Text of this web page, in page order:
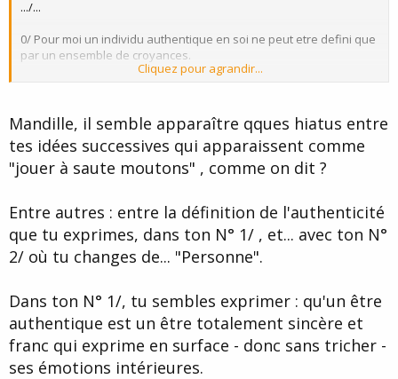
Cliquez pour agrandir...
.../...
0/ Pour moi un individu authentique en soi ne peut etre defini que
par un ensemble de croyances.
2/ et comme il est le seul a pouvoir connaître dans l'absolu ses
emotions profondes (encore que ça pourrait se discuter), alors
dire de qqnqu'il est authentique...est un jugement de notre part,
3/ De meme, meme les gens quise mentent disent etre
authentiques...
4/ je t'avoue quej'emploie tres peu ce terme ...
Cliquez pour agrandir...
Mandille, il semble apparaître qques hiatus entre
tes idées successives qui apparaissent comme
"jouer à saute moutons" , comme on dit ?
Entre autres : entre la définition de l'authenticité
que tu exprimes, dans ton N° 1/ , et... avec ton N°
2/ où tu changes de... "Personne".
Dans ton N° 1/, tu sembles exprimer : qu'un être
authentique est un être totalement sincère et
franc qui exprime en surface - donc sans tricher -
ses émotions intérieures.